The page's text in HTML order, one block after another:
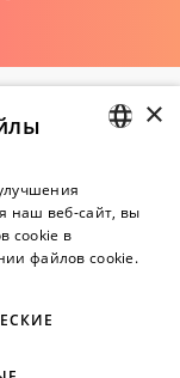
сексуальную
RUSSIAN
×
наш веб-сайт, вы
cookie в
файлов cookie.